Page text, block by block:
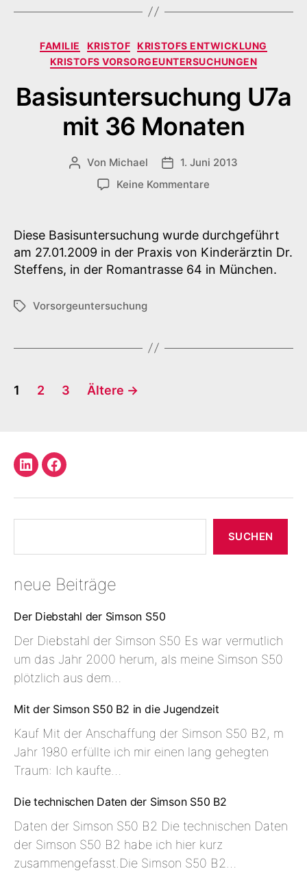
Kategorien
FAMILIE KRISTOF
KRISTOFS ENTWICKLUNG
KRISTOFS VORSORGEUNTERSUCHUNGEN
Basisuntersuchung U7a
mit 36 Monaten
Beitragsautor
Von Michael Veröffentlichungsdatum
1. Juni 2013
Keine Kommentare
36
Monaten
Diese Basisuntersuchung wurde durchgeführt
am 27.01.2009 in der Praxis von Kinderärztin Dr.
Steffens, in der Romantrasse 64 in München.
Schlagwörter
Vorsorgeuntersuchung
Seitennummerierung
1 2 3 Ältere →
LinkedInFacebook
SUCHEN
neue Beiträge
Der Diebstahl der Simson S50
Der Diebstahl der Simson S50 Es war vermutlich
um das Jahr 2000 herum, als meine Simson S50
plötzlich aus dem…
Mit der Simson S50 B2 in die Jugendzeit
Kauf Mit der Anschaffung der Simson S50 B2, m
Jahr 1980 erfüllte ich mir einen lang gehegten
Traum: Ich kaufte…
Die technischen Daten der Simson S50 B2
Daten der Simson S50 B2 Die technischen Daten
der Simson S50 B2 habe ich hier kurz
zusammengefasst.Die Simson S50 B2…